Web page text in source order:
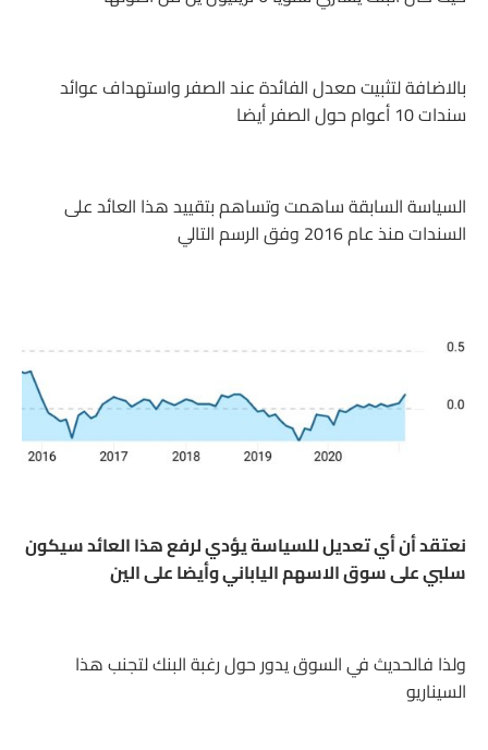
بالاضافة لتثبيت معدل الفائدة عند الصفر واستهداف عوائد
سندات 10 أعوام حول الصفر أيضا
السياسة السابقة ساهمت وتساهم بتقييد هذا العائد على
السندات منذ عام 2016 وفق الرسم التالي
نعتقد أن أي تعديل للسياسة يؤدي لرفع هذا العائد سيكون
سلبي على سوق الاسهم الياباني وأيضا على الين
ولذا فالحديث في السوق يدور حول رغبة البنك لتجنب هذا
السيناريو